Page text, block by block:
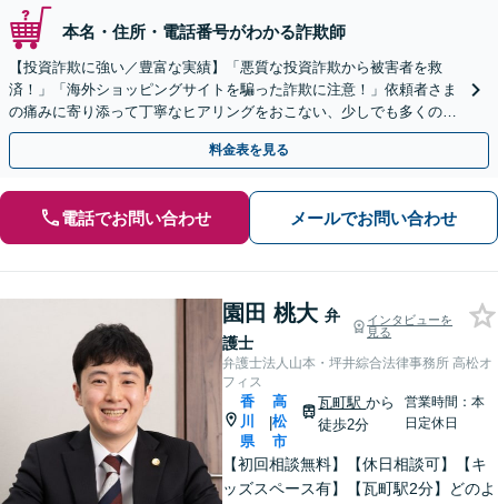
本名・住所・電話番号がわかる詐欺師
【投資詐欺に強い／豊富な実績】「悪質な投資詐欺から被害者を救
済！」「海外ショッピングサイトを騙った詐欺に注意！」依頼者さま
の痛みに寄り添って丁寧なヒアリングをおこない、少しでも多くの返
金が得られるよう尽力します！
料金表を見る
電話でお問い合わせ メールでお問い合わせ
園田 桃大 弁
護士
インタビューを
見る
弁護士法人山本・坪井綜合法律事務所 高松オ
フィス
香
川
県
|
高
松
市
瓦町駅から
徒歩2分
営業時間：本
日定休日
【初回相談無料】【休日相談可】【キ
ッズスペース有】【瓦町駅2分】どのよ